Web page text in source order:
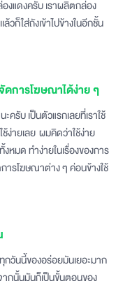
งแดงครับ เราผลิตกล่อง
ก็ใส่ถังเข้าไปข้างในอีกชั้น
การโฆษณาได้ง่าย ๆ
รับ เป็นตัวแรกเลยที่เราใช้
ง่ายเลย ผมคิดว่าใช้ง่าย
หมด ทำง่ายในเรื่องของการ
ารโฆษณาต่าง ๆ ค่อนข้างใช้
วันนี้ของอร่อยมันเยอะมาก